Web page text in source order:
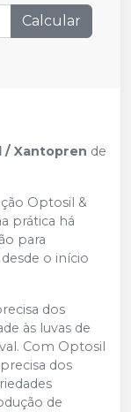
Calcular
/ Xantopren de
Optosil &
prática há
para
o início
dos
às luvas de
Com Optosil
dos
de